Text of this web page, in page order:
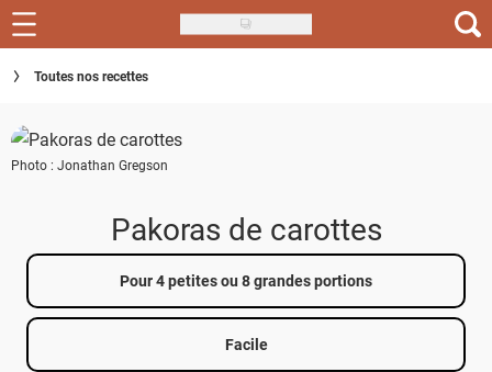
Skip
to
main
Recettes
Inspirations
Conseils
Menu de la semaine
Actus
Téléchargez l'app Saveurs Recettes
Index des recettes
Toutes nos recettes
Photo : Jonathan Gregson
Pakoras de carottes
Pour 4 petites ou 8 grandes portions
Facile